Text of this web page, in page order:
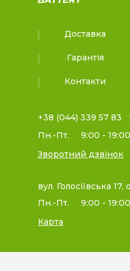
Доставка
Гарантія
Контакти
+38 (044) 339 57 83
Пн.-Пт.
9:00 - 19:00
Зворотний дзвінок
вул. Голосіївська 17,
Пн.-Пт.
9:00 - 19:00
Карта